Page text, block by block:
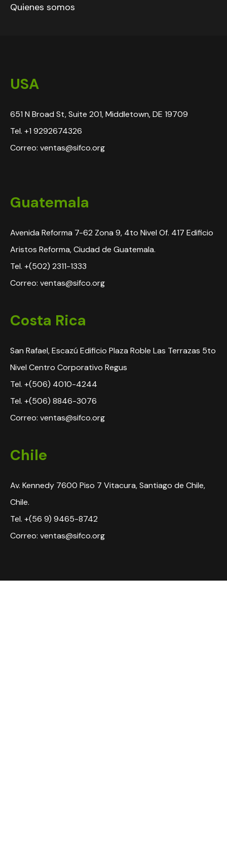
Quienes somos
USA
651 N Broad St, Suite 201, Middletown, DE 19709
Tel. +1 9292674326
Correo: ventas@sifco.org
Guatemala
Avenida Reforma 7-62 Zona 9, 4to Nivel Of. 417 Edificio
Aristos Reforma, Ciudad de Guatemala.
Tel. +(502) 2311-1333
Correo: ventas@sifco.org
Costa Rica
San Rafael, Escazú Edificio Plaza Roble Las Terrazas 5to
Nivel Centro Corporativo Regus
Tel. +(506) 4010-4244
Tel. +(506) 8846-3076
Correo: ventas@sifco.org
Chile
Av. Kennedy 7600 Piso 7 Vitacura, Santiago de Chile,
Chile.
Tel. +(56 9) 9465-8742
Correo: ventas@sifco.org